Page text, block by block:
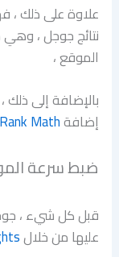
علاوة على ذلك
نتائج جوجل ،
الموقع ،
بالإضافة إلى
إضافةRank Math
ضبط سرعة
قبل كل شيء ،
عليها من خلال